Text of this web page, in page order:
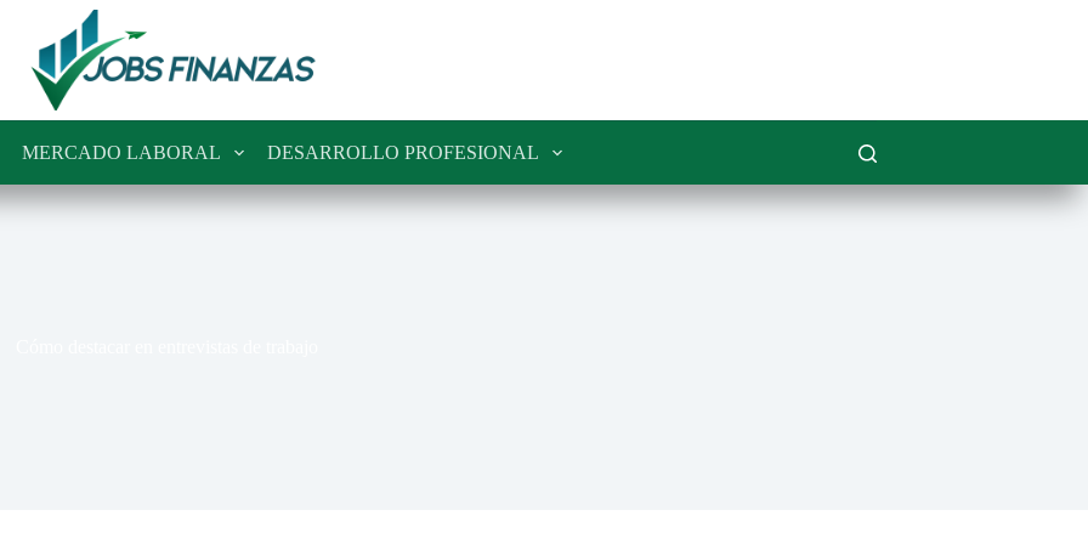
MERCADO LABORAL DESARROLLO PROFESIONAL